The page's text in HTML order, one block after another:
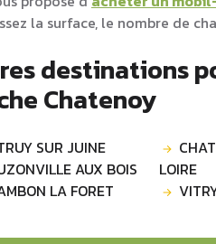
la surface, le nombre de
destinations
Chatenoy
SUR JUINE
AUX BOIS
LA FORET
LOIRE